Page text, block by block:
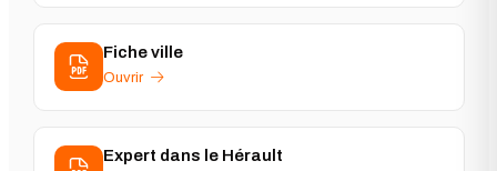
Fiche ville
Ouvrir
Expert dans le Hérault